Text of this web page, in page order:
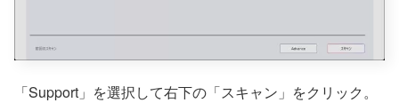
「Support」を選択して右下の「スキャン」をクリック。